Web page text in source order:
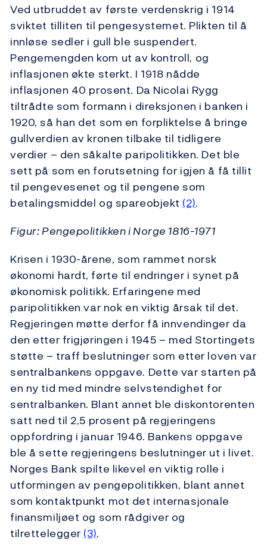
Ved utbruddet av første verdenskrig i 1914
sviktet tilliten til pengesystemet. Plikten til å
innløse sedler i gull ble suspendert.
Pengemengden kom ut av kontroll, og
inflasjonen økte sterkt. I 1918 nådde
inflasjonen 40 prosent. Da Nicolai Rygg
tiltrådte som formann i direksjonen i banken i
1920, så han det som en forpliktelse å bringe
gullverdien av kronen tilbake til tidligere
verdier – den såkalte paripolitikken. Det ble
sett på som en forutsetning for igjen å få tillit
til pengevesenet og til pengene som
betalingsmiddel og spareobjekt (2).
Figur: Pengepolitikken i Norge 1816-1971
Krisen i 1930-årene, som rammet norsk
økonomi hardt, førte til endringer i synet på
økonomisk politikk. Erfaringene med
paripolitikken var nok en viktig årsak til det.
Regjeringen møtte derfor få innvendinger da
den etter frigjøringen i 1945 – med Stortingets
støtte – traff beslutninger som etter loven var
sentralbankens oppgave. Dette var starten på
en ny tid med mindre selvstendighet for
sentralbanken. Blant annet ble diskontorenten
satt ned til 2,5 prosent på regjeringens
oppfordring i januar 1946. Bankens oppgave
ble å sette regjeringens beslutninger ut i livet.
Norges Bank spilte likevel en viktig rolle i
utformingen av pengepolitikken, blant annet
som kontaktpunkt mot det internasjonale
finansmiljøet og som rådgiver og
tilrettelegger (3).